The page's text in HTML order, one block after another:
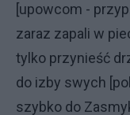
[upowcom -
zaraz zapali w
tylko przynieść
do izby swych
szybko do